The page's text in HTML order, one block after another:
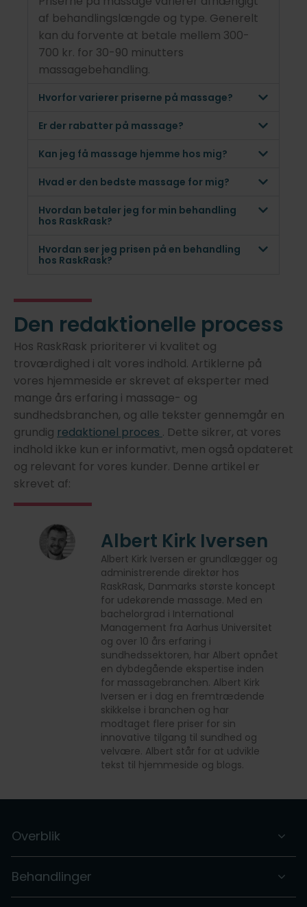
af behandlingslængde og type. Generelt
kan du forvente at betale mellem 300-
700 kr. for 30-90 minutters
massagebehandling.
Hvorfor varierer priserne på massage?
Er der rabatter på massage?
Kan jeg få massage hjemme hos mig?
Hvad er den bedste massage for mig?
Hvordan betaler jeg for min behandling
hos RaskRask?
Hvordan ser jeg prisen på en behandling
hos RaskRask?
Den redaktionelle process
Hos RaskRask prioriterer vi kvalitet og
troværdighed i alt vores indhold. Artiklerne på
vores hjemmeside er skrevet af eksperter med
mange års erfaring i massage- og
sundhedsbranchen, og alle tekster gennemgår en
grundig redaktionel proces . Dette sikrer, at vores
indhold ikke kun er informativt, men også opdateret
og relevant for vores kunder. Denne artikel er
skrevet af:
Albert Kirk Iversen
Albert Kirk Iversen er grundlægger og
administrerende direktør hos
RaskRask, Danmarks største koncept
for udekørende massage. Med en
bachelorgrad i International
Management fra Aarhus Universitet
og over 10 års erfaring i
sundhedssektoren, har Albert opnået
en dybdegående ekspertise inden
for massagebranchen. Albert Kirk
Iversen er i dag en fremtrædende
skikkelse i branchen og har
modtaget flere priser for sin
innovative tilgang til sundhed og
velvære. Albert står for at udvikle
tekst til hjemmeside og blogs.
Overblik
Behandlinger